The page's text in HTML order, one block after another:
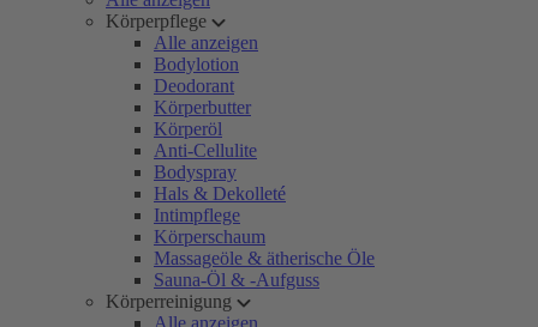
Körperpflege
Alle anzeigen
Bodylotion
Deodorant
Körperbutter
Körperöl
Anti-Cellulite
Bodyspray
Hals & Dekolleté
Intimpflege
Körperschaum
Massageöle & ätherische Öle
Sauna-Öl & -Aufguss
Körperreinigung
Alle anzeigen